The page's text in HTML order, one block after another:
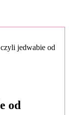
jedwabie od
od